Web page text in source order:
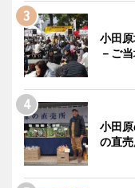
小田
－ご
小田
の直